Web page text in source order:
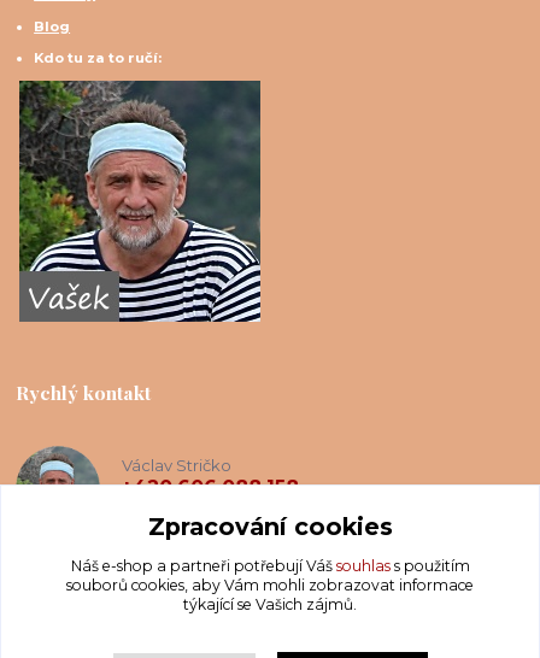
Blog
Kdo tu za to ručí:
Rychlý kontakt
Václav Stričko
+420 606 088 158
info@krakatis.cz
Zpracování cookies
Náš e-shop a partneři potřebují Váš souhlass použitím
souborů cookies, aby Vám mohli zobrazovat informace
týkající se Vašich zájmů.